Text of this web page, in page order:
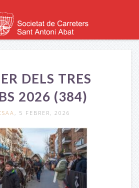
DELS TRES
2026 (384)
, 5 FEBRER, 2026